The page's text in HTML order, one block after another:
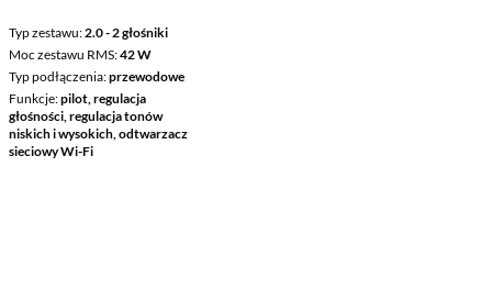
Typ zestawu 2.0 - 2 głośniki
Moc zestawu RMS 42 W
Typ podłączenia przewodowe
Funkcje pilot, regulacja
głośności, regulacja tonów
niskich i wysokich, odtwarzacz
sieciowy Wi-Fi